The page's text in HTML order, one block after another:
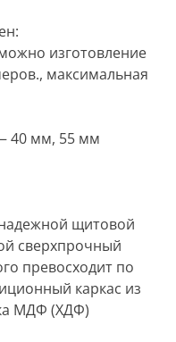
изготовление
максимальная
40 мм, 55 мм
щитовой
сверхпрочный
превосходит по
каркас из
МДФ (ХДФ)